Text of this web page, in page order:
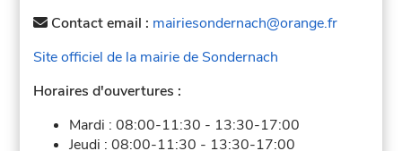
Contact email : mairiesondernach@orange.fr
Site officiel de la mairie de Sondernach
Horaires d'ouvertures :
Mardi :08:00-11:30 - 13:30-17:00
Jeudi :08:00-11:30 - 13:30-17:00